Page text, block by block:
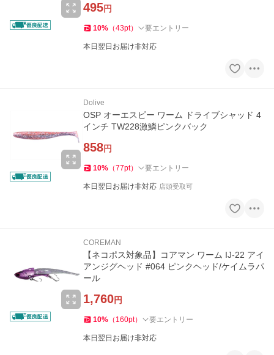
495円
10% （43pt） 要エントリー
本日翌日お届け非対応
Dolive
OSP オーエスピー ワーム ドライブシャッド 4
インチ TW228激鱗ピンクバック
858円
10% （77pt） 要エントリー
本日翌日お届け非対応 店頭受取可
COREMAN
【ネコポス対象品】コアマン ワーム IJ-22 アイ
アンジグヘッド #064 ピンクヘッド/ケイムラパ
ール
1,760円
10% （ 160pt） 要エントリー
本日翌日お届け非対応